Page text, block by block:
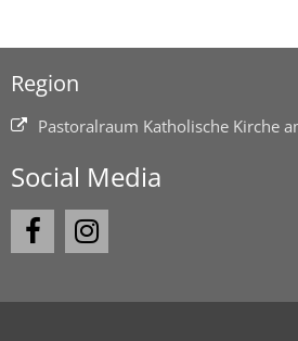
Region
Pastoralraum Katholische Kirche
Social Media